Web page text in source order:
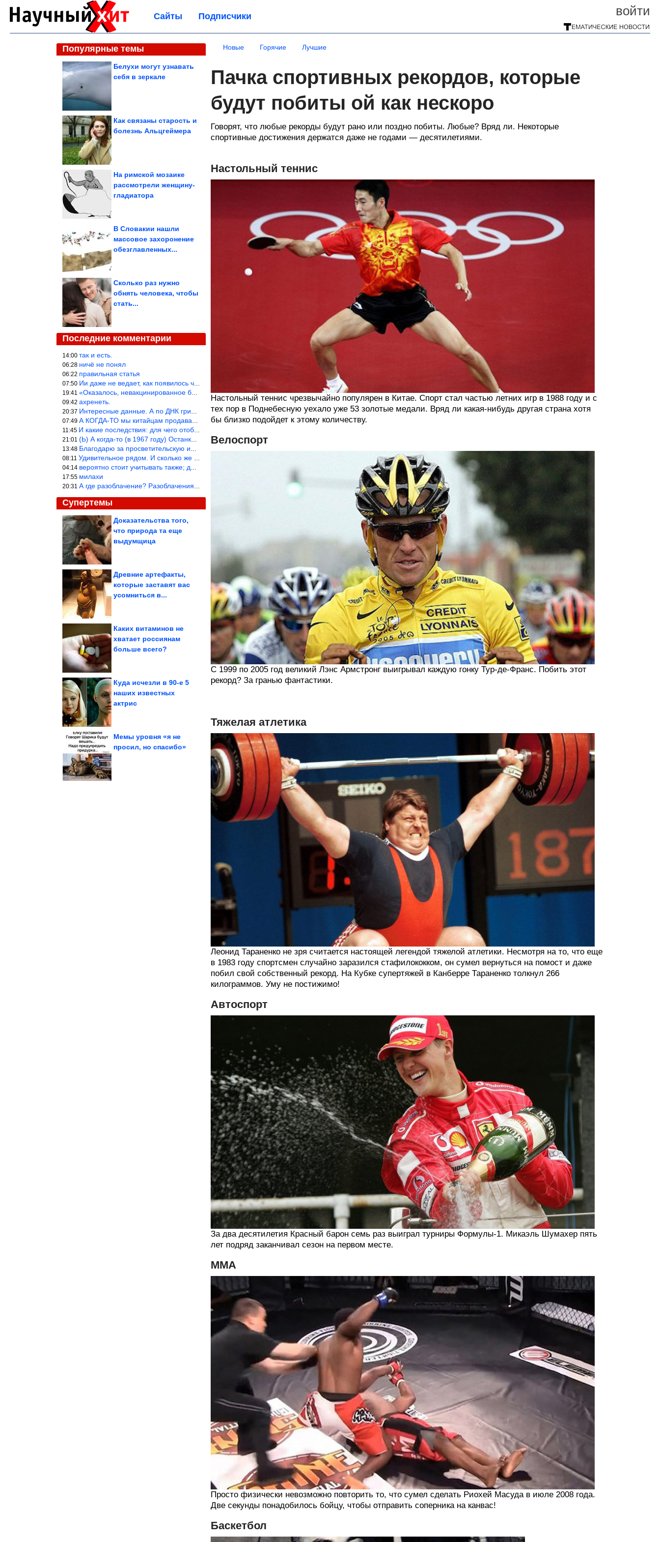
войти
Сайты Подписчики
Популярные темы
Белухи могут узнавать
себя в зеркале
Как связаны старость и
болезнь Альцгеймера
На римской мозаике
рассмотрели женщину-
гладиатора
В Словакии нашли
массовое захоронение
обезглавленных...
Сколько раз нужно
обнять человека, чтобы
стать...
Последние комментарии
14:00 так и есть.
06:28 ничё не понял
06:22 правильная статья
07:50 Ии даже не ведает, как появилось человечество и для чего оно сущ
19:41 «Оказалось, невакцинированное большинство умирает существенно ча
09:42 ахренеть.
20:37 Интересные данные. А по ДНК грибов, бактерий имеются сведения из
07:49 А КОГДА-ТО мы китайцам продавали фуфайки.
11:45 И какие последствия: для чего отобрали? или просто похвастались.
21:01 (Ь) А когда-то (в 1967 году) Останкинская телебашня была самым в
13:48 Благодарю за просветительскую информацию.
08:11 Удивительное рядом. И сколько же ещё открытий готовит Просвещень
04:14 вероятно стоит учитывать также; длительность сна сгущает кровото
17:55 милахи
20:31 А где разоблачение? Разоблачения нет — значит придётся принять к
Супертемы
Мир уличных котов в
фотографа
Доказательства того,
что природа та еще
выдумщица
Древние артефакты,
которые заставят вас
усомниться в...
Каких витаминов не
хватает россиянам
больше всего?
Дзен и искусство
Куда исчезли в 90-е 5
наших известных
актрис
Мемы уровня «я не
просил, но спасибо»
Новые Горячие Лучшие
Пачка спортивных рекордов, которые
будут побиты ой как нескоро
Говорят, что любые рекорды будут рано или поздно побиты. Любые? Вряд ли. Некоторые
спортивные достижения держатся даже не годами — десятилетиями.
Настольный теннис
Настольный теннис чрезвычайно популярен в Китае. Спорт стал частью летних игр в 1988 году и с
тех пор в Поднебесную уехало уже 53 золотые медали. Вряд ли какая-нибудь другая страна хотя
бы близко подойдет к этому количеству.
Велоспорт
С 1999 по 2005 год великий Лэнс Армстронг выигрывал каждую гонку Тур-де-Франс. Побить этот
рекорд? За гранью фантастики.
Тяжелая атлетика
Леонид Тараненко не зря считается настоящей легендой тяжелой атлетики. Несмотря на то, что еще
в 1983 году спортсмен случайно заразился стафилококком, он сумел вернуться на помост и даже
побил свой собственный рекорд. На Кубке супертяжей в Канберре Тараненко толкнул 266
килограммов. Уму не постижимо!
Автоспорт
За два десятилетия Красный барон семь раз выиграл турниры Формулы-1. Микаэль Шумахер пять
лет подряд заканчивал сезон на первом месте.
ММА
Просто физически невозможно повторить то, что сумел сделать Риохей Масуда в июле 2008 года.
Две секунды понадобилось бойцу, чтобы отправить соперника на канвас!
Баскетбол